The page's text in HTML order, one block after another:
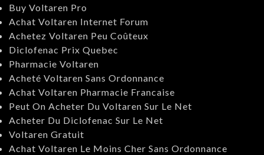
Buy Voltaren Pro
Achat Voltaren Internet Forum
Achetez Voltaren Peu Coûteux
Diclofenac Prix Quebec
Pharmacie Voltaren
Acheté Voltaren Sans Ordonnance
Achat Voltaren Pharmacie Francaise
Peut On Acheter Du Voltaren Sur Le Net
Acheter Du Diclofenac Sur Le Net
Voltaren Gratuit
Achat Voltaren Le Moins Cher Sans Ordonnance